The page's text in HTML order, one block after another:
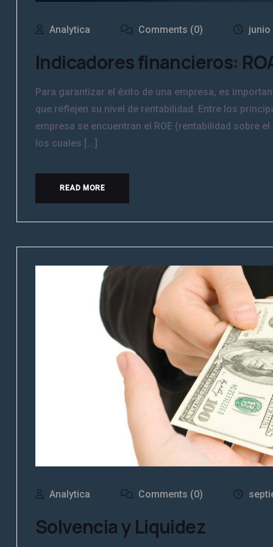
Analytica Comments (0) junio
Indicadores financieros:
Para garantizar el éxito de una empresa, es
que reflejen su nivel de rentabilidad. Entre los
empresa se encuentran el ROE (rentabilidad sobre
los cuales [...]
READ MORE
Analytica Comments (0)
Solvencia y Liquidez